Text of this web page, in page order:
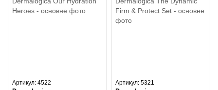
Артикул: 4522 Артикул: 5321